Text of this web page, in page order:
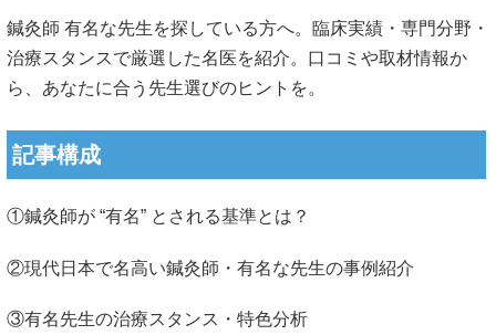
鍼灸師 有名な先生を探している方へ。臨床実績・専門分野・
治療スタンスで厳選した名医を紹介。口コミや取材情報か
ら、あなたに合う先生選びのヒントを。
記事構成
①鍼灸師が “有名” とされる基準とは？
②現代日本で名高い鍼灸師・有名な先生の事例紹介
③有名先生の治療スタンス・特色分析